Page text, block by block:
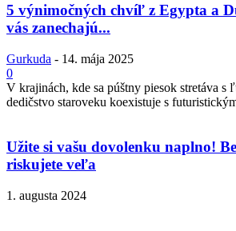
5 výnimočných chvíľ z Egypta a
vás zanechajú...
Gurkuda - 14. mája 2025
0
V krajinách, kde sa púštny piesok stretáva s
dedičstvo staroveku koexistuje s
Užite si vašu dovolenku naplno!
riskujete veľa
1. augusta 2024